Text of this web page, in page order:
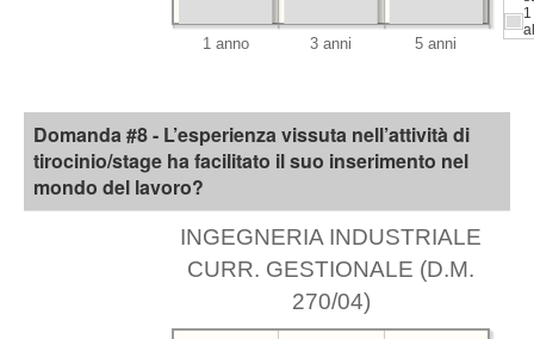
Domanda #8 - L’esperienza vissuta nell’attività di
tirocinio/stage ha facilitato il suo inserimento nel
mondo del lavoro?
INGEGNERIA INDUSTRIALE
CURR. GESTIONALE (D.M.
270/04)